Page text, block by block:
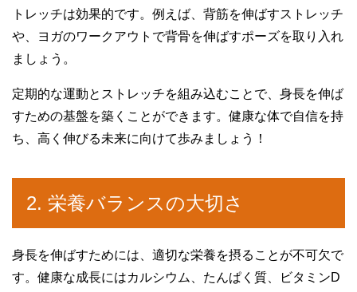
トレッチは効果的です。例えば、背筋を伸ばすストレッチ
や、ヨガのワークアウトで背骨を伸ばすポーズを取り入れ
ましょう。
定期的な運動とストレッチを組み込むことで、身長を伸ば
すための基盤を築くことができます。健康な体で自信を持
ち、高く伸びる未来に向けて歩みましょう！
2. 栄養バランスの大切さ
身長を伸ばすためには、適切な栄養を摂ることが不可欠で
す。健康な成長にはカルシウム、たんぱく質、ビタミンD